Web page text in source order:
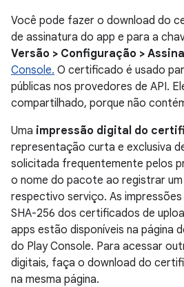
Você pode fazer o download do
de assinatura do app e para a
Versão > Configuração >
Console. O certificado é usado
públicas nos provedores de API.
compartilhado, porque não
Uma impressão digital do
representação curta e exclusiva
solicitada frequentemente pelos
o nome do pacote ao registrar
respectivo serviço. As impressões
SHA-256 dos certificados de
apps estão disponíveis na página
do Play Console. Para acessar
digitais, faça o download do
na mesma página.